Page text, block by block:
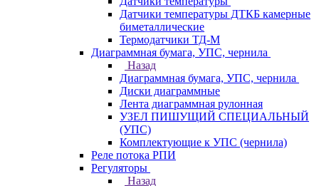
Датчики температуры ДТКБ камерные
биметаллические
Термодатчики ТД-М
Диаграммная бумага, УПС, чернила
Назад
Диаграммная бумага, УПС, чернила
Диски диаграммные
Лента диаграммная рулонная
УЗЕЛ ПИШУЩИЙ СПЕЦИАЛЬНЫЙ
(УПС)
Комплектующие к УПС (чернила)
Реле потока РПИ
Регуляторы
Назад